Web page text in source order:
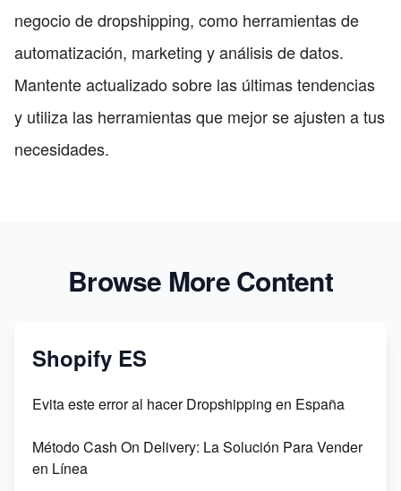
negocio de dropshipping, como herramientas de
automatización, marketing y análisis de datos.
Mantente actualizado sobre las últimas tendencias
y utiliza las herramientas que mejor se ajusten a tus
necesidades.
Browse More Content
Shopify ES
Evita este error al hacer Dropshipping en España
Método Cash On Delivery: La Solución Para Vender
en Línea